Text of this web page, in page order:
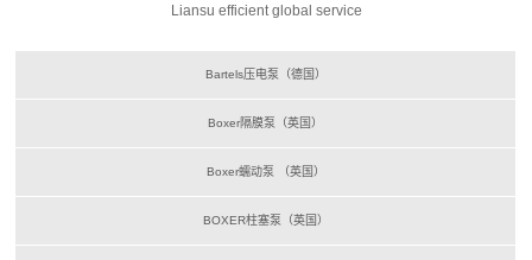
Liansu efficient global service
Bartels压电泵（德国）
Boxer隔膜泵（英国）
Boxer蠕动泵 （英国）
BOXER柱塞泵（英国）